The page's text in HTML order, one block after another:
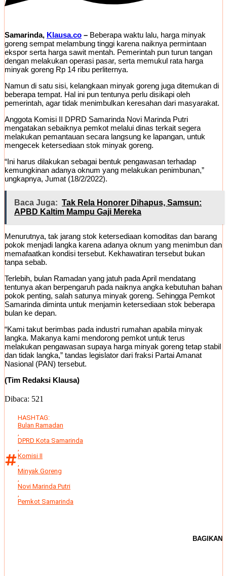
Samarinda, Klausa.co – Beberapa waktu lalu, harga minyak
goreng sempat melambung tinggi karena naiknya permintaan
ekspor serta harga sawit mentah. Pemerintah pun turun tangan
dengan melakukan operasi pasar, serta memukul rata harga
minyak goreng Rp 14 ribu perliternya.
Namun di satu sisi, kelangkaan minyak goreng juga ditemukan di
beberapa tempat. Hal ini pun tentunya perlu disikapi oleh
pemerintah, agar tidak menimbulkan keresahan dari masyarakat.
Anggota Komisi II DPRD Samarinda Novi Marinda Putri
mengatakan sebaiknya pemkot melalui dinas terkait segera
melakukan pemantauan secara langsung ke lapangan, untuk
mengecek ketersediaan stok minyak goreng.
“Ini harus dilakukan sebagai bentuk pengawasan terhadap
kemungkinan adanya oknum yang melakukan penimbunan,”
ungkapnya, Jumat (18/2/2022).
Baca Juga: Tak Rela Honorer Dihapus, Samsun:
APBD Kaltim Mampu Gaji Mereka
Menurutnya, tak jarang stok ketersediaan komoditas dan barang
pokok menjadi langka karena adanya oknum yang menimbun dan
memafaatkan kondisi tersebut. Kekhawatiran tersebut bukan
tanpa sebab.
Terlebih, bulan Ramadan yang jatuh pada April mendatang
tentunya akan berpengaruh pada naiknya angka kebutuhan bahan
pokok penting, salah satunya minyak goreng. Sehingga Pemkot
Samarinda diminta untuk menjamin ketersediaan stok beberapa
bulan ke depan.
“Kami takut berimbas pada industri rumahan apabila minyak
langka. Makanya kami mendorong pemkot untuk terus
melakukan pengawasan supaya harga minyak goreng tetap stabil
dan tidak langka,” tandas legislator dari fraksi Partai Amanat
Nasional (PAN) tersebut.
(Tim Redaksi Klausa)
Dibaca: 521
HASHTAG:
Bulan Ramadan
,
DPRD Kota Samarinda
,
Komisi II
,
Minyak Goreng
,
Novi Marinda Putri
,
Pemkot Samarinda
BAGIKAN